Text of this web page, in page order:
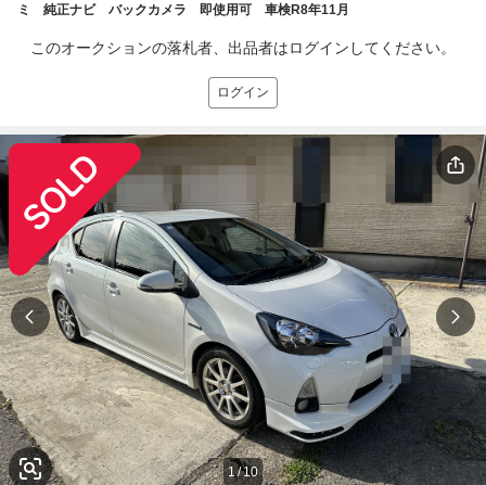
ミ 純正ナビ バックカメラ 即使用可 車検R8年11月
このオークションの落札者、出品者はログインしてください。
ログイン
1/10